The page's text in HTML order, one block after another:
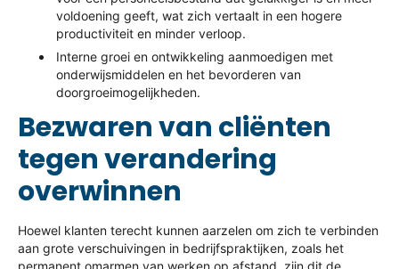
voldoening geeft, wat zich vertaalt in een hogere
productiviteit en minder verloop.
Interne groei en ontwikkeling aanmoedigen met
onderwijsmiddelen en het bevorderen van
doorgroeimogelijkheden.
Bezwaren van cliënten
tegen verandering
overwinnen
Hoewel klanten terecht kunnen aarzelen om zich te verbinden
aan grote verschuivingen in bedrijfspraktijken, zoals het
permanent omarmen van werken op afstand, zijn dit de